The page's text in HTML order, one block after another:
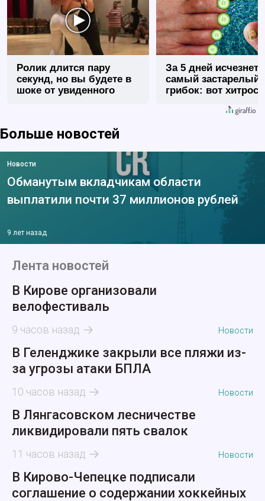
Ролик длится пару
секунд, но вы будете в
шоке от увиденного
За 5 дней исчезнет
самый застарелый
грибок: вот
Больше новостей
Новости
Обманутым вкладчикам области
выплатили почти 37 миллионов рублей
9 лет назад
Лента новостей
В Кирове организовали
велофестиваль
9 часов назад Новости
В Геленджике закрыли все пляжи из-
за угрозы атаки БПЛА
10 часов назад Новости
В Лянгасовском лесничестве
ликвидировали пять свалок
11 часов назад Новости
В Кирово-Чепецке подписали
соглашение о содержании хоккейных